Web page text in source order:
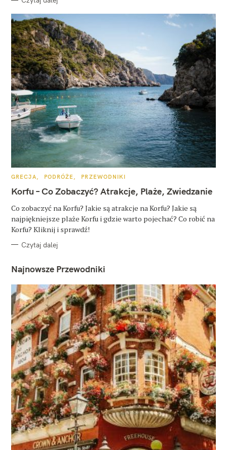
K
T
E
O
R
I
GRECJA PODRÓŻE PRZEWODNIKI
Korfu – Co Zobaczyć? Atrakcje, Plaże, Zwiedzanie
Co zobaczyć na Korfu? Jakie są atrakcje na Korfu? Jakie są
najpiękniejsze plaże Korfu i gdzie warto pojechać? Co robić na
Korfu? Kliknij i sprawdź!
Czytaj dalej
Najnowsze Przewodniki